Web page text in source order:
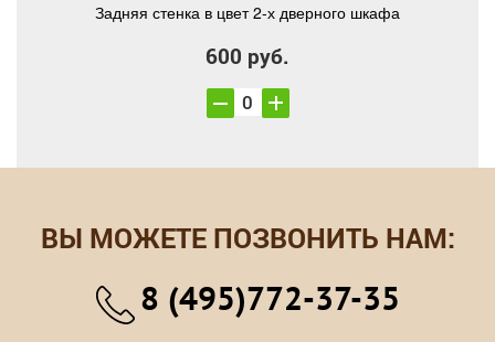
Задняя стенка в цвет 2-х дверного шкафа
600 руб.
ВЫ МОЖЕТЕ ПОЗВОНИТЬ НАМ:
8 (495)772-37-35